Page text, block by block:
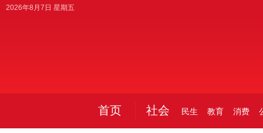
2026年8月7日 星期五
首页 社会 民生 教育 消费